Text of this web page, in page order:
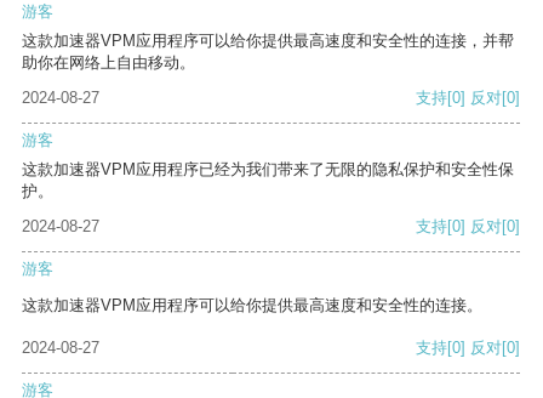
游客
这款加速器VPM应用程序可以给你提供最高速度和安全性的连接，并帮
助你在网络上自由移动。
2024-08-27
支持[0] 反对[0]
游客
这款加速器VPM应用程序已经为我们带来了无限的隐私保护和安全性保
护。
2024-08-27
支持[0] 反对[0]
游客
这款加速器VPM应用程序可以给你提供最高速度和安全性的连接。
2024-08-27 支持[0] 反对[0]
游客